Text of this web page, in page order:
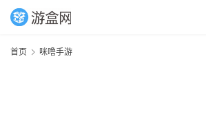
首页 咪噜手游